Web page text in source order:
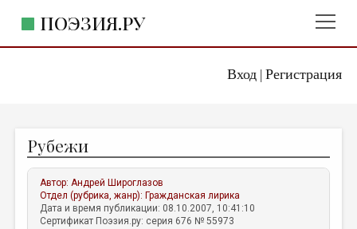
Вход| Регистрация
ПОЭЗИЯ.РУ
ЖАНРЫ
АВТОРЫ
КОММЕНТАРИИ
Рубежи
Автор:Андрей Широглазов
Отдел (рубрика, жанр): Гражданская лирика
Дата и время публикации: 08.10.2007, 10:41:10
Сертификат Поэзия.ру: серия 676 № 55973